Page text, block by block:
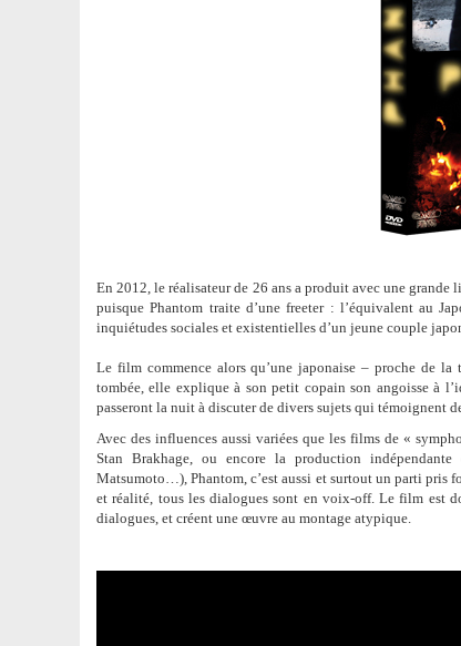
En 2012, le réalisateur de 26 ans a produit avec une
puisque Phantom traite d’une freeter : l’équivalent au
inquiétudes sociales et existentielles d’un jeune couple
Le film commence alors qu’une japonaise – proche de
tombée, elle explique à son petit copain son angoisse à
passeront la nuit à discuter de divers sujets qui témoignent
Avec des influences aussi variées que les films de «
Stan Brakhage, ou encore la production
Matsumoto…), Phantom, c’est aussi et surtout un parti pris
et réalité, tous les dialogues sont en voix-off. Le film est
dialogues, et créent une œuvre au montage atypique.